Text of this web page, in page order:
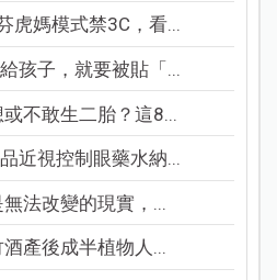
虎媽模式禁3C，看...
孩子，就要被貼「...
不敢生二胎？這8...
近視控制眼藥水納...
法改變的現實，...
產後成半植物人...